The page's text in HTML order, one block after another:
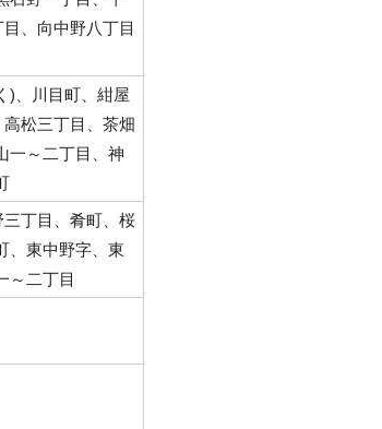
、向中野八丁目
)、川目町、紺屋
松三丁目、茶畑
一～二丁目、神
丁目、肴町、桜
、東中野字、東
～二丁目